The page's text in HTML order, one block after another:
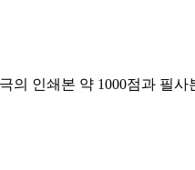
인쇄본 약 1000점과 필